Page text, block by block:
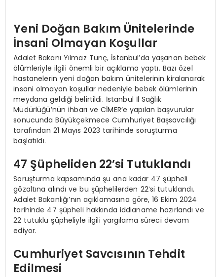
Yeni Doğan Bakım Ünitelerinde
İnsani Olmayan Koşullar
Adalet Bakanı Yılmaz Tunç, İstanbul’da yaşanan bebek
ölümleriyle ilgili önemli bir açıklama yaptı. Bazı özel
hastanelerin yeni doğan bakım ünitelerinin kiralanarak
insani olmayan koşullar nedeniyle bebek ölümlerinin
meydana geldiği belirtildi. İstanbul İl Sağlık
Müdürlüğü’nün ihbarı ve CİMER’e yapılan başvurular
sonucunda Büyükçekmece Cumhuriyet Başsavcılığı
tarafından 21 Mayıs 2023 tarihinde soruşturma
başlatıldı.
47 Şüpheliden 22’si Tutuklandı
Soruşturma kapsamında şu ana kadar 47 şüpheli
gözaltına alındı ve bu şüphelilerden 22’si tutuklandı.
Adalet Bakanlığı’nın açıklamasına göre, 16 Ekim 2024
tarihinde 47 şüpheli hakkında iddianame hazırlandı ve
22 tutuklu şüpheliyle ilgili yargılama süreci devam
ediyor.
Cumhuriyet Savcısının Tehdit
Edilmesi